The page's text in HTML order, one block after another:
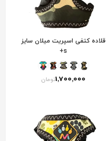
قلاده کتفی اسپریت میلان سایز
s+
1٬700٬000تومان